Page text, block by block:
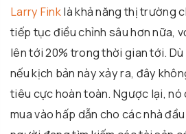
Larry Finklà khả năng thị trường
tiếp tục điều chỉnh sâu hơn nữa,
lên tới 20% trong thời gian tới.
nếu kịch bản này xảy ra, đây
tiêu cực hoàn toàn. Ngược lại, nó
mua vào hấp dẫn cho các nhà